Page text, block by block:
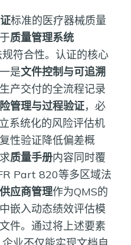
标准的医疗器械质量
质量管理系统
符合性。认证的核心
是文件控制与可追溯
产交付的全流程记录
管理与过程验证，必
系统化的风险评估机
性验证降低偏差概
质量手册内容同时覆
Part 820等多区域法
供应商管理作为QMS的
嵌入动态绩效评估模
件。通过将上述要素